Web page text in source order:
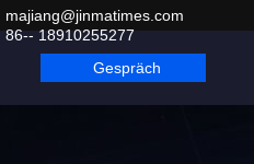
majiang@jinmatimes.com
86-- 18910255277
Gespräch